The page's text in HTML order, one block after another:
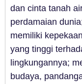
dan cinta tanah
perdamaian
memiliki
yang tinggi
lingkungannya;
budaya,